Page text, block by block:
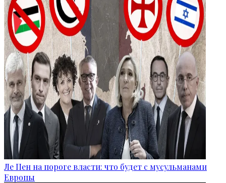
Ле Пен на пороге власти: что будет с мусульманами
Европы